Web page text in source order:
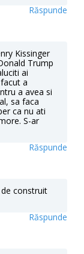
Răspunde
Kissinger
Trump
ai
a
a avea si
sa faca
ca nu ati
S-ar
Răspunde
construit
Răspunde